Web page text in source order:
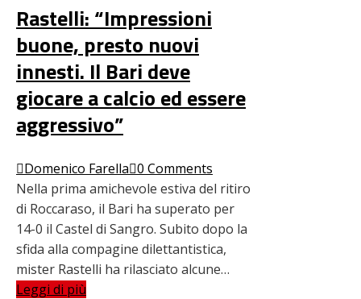
Rastelli: “Impressioni
buone, presto nuovi
innesti. Il Bari deve
giocare a calcio ed essere
aggressivo”
Domenico Farella 0 Comments
Nella prima amichevole estiva del ritiro
di Roccaraso, il Bari ha superato per
14-0 il Castel di Sangro. Subito dopo la
sfida alla compagine dilettantistica,
mister Rastelli ha rilasciato alcune…
Leggi di più